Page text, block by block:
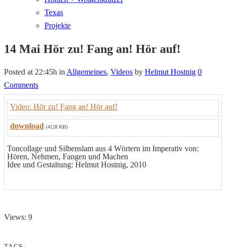
Texas
Projekte
14 Mai Hör zu! Fang an! Hör auf!
Posted at 22:45h in Allgemeines, Videos by Helmut Hostnig 0
Comments
Video: Hör zu! Fang an! Hör auf!
download (4128 KB)
Toncollage und Silbenslam aus 4 Wörtern im Imperativ von:
Hören, Nehmen, Fangen und Machen
Idee und Gestaltung: Helmut Hostnig, 2010
Views: 9